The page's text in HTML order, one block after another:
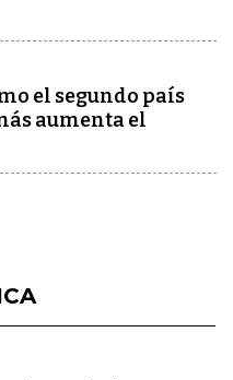
el segundo país
aumenta el